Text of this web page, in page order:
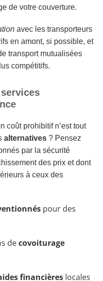
de votre couverture.
avec les transporteurs
en amont, si possible, et
transport mutualisées
compétitifs.
coût prohibitif n’est tout
alternatives ? Pensez
par la sécurité
des prix et dont
à ceux des
pour des
decovoiturage
financières locales